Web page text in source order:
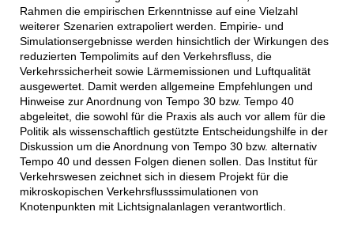
Rahmen die empirischen Erkenntnisse auf eine Vielzahl
weiterer Szenarien extrapoliert werden. Empirie- und
Simulationsergebnisse werden hinsichtlich der Wirkungen des
reduzierten Tempolimits auf den Verkehrsfluss, die
Verkehrssicherheit sowie Lärmemissionen und Luftqualität
ausgewertet. Damit werden allgemeine Empfehlungen und
Hinweise zur Anordnung von Tempo 30 bzw. Tempo 40
abgeleitet, die sowohl für die Praxis als auch vor allem für die
Politik als wissenschaftlich gestützte Entscheidungshilfe in der
Diskussion um die Anordnung von Tempo 30 bzw. alternativ
Tempo 40 und dessen Folgen dienen sollen. Das Institut für
Verkehrswesen zeichnet sich in diesem Projekt für die
mikroskopischen Verkehrsflusssimulationen von
Knotenpunkten mit Lichtsignalanlagen verantwortlich.